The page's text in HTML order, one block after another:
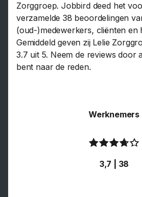
Zorggroep. Jobbird deed het
verzamelde 38 beoordelingen
(oud-)medewerkers, cliënten en
Gemiddeld geven zij Lelie
3.7 uit 5. Neem de reviews door
bent naar de reden.
Werknemers
3,7 | 38